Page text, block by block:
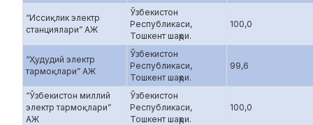
“Иссиқлик электр
станциялари” АЖ
Ўзбекистон
Республикаси,
Тошкент шаҳри.
100,0
“Ҳудудий электр
тармоқлари” АЖ
Ўзбекистон
Республикаси,
Тошкент шаҳри.
99,6
“Ўзбекистон миллий
электр тармоқлари”
АЖ
Ўзбекистон
Республикаси,
Тошкент шаҳри.
100,0